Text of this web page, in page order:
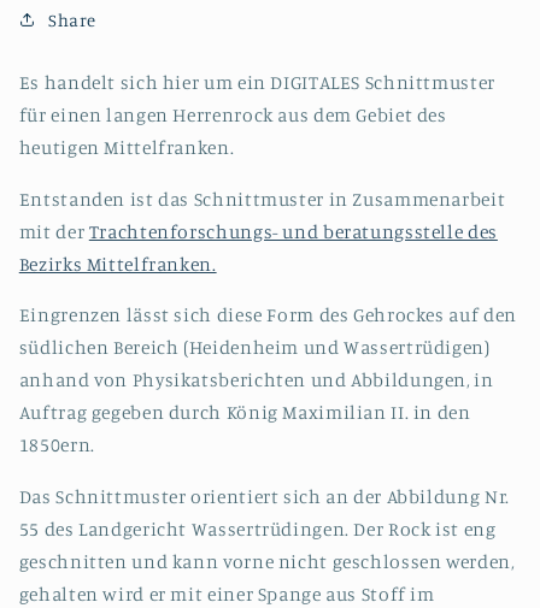
Schnittmuster
44-
66
PDF
44-
66
PDF
Share
Es handelt sich hier um ein DIGITALES Schnittmuster
für einen langen Herrenrock aus dem Gebiet des
heutigen Mittelfranken.
Entstanden ist das Schnittmuster in Zusammenarbeit
mit der Trachtenforschungs- und beratungsstelle des
Bezirks Mittelfranken.
Eingrenzen lässt sich diese Form des Gehrockes auf den
südlichen Bereich (Heidenheim und Wassertrüdigen)
anhand von Physikatsberichten und Abbildungen, in
Auftrag gegeben durch König Maximilian II. in den
1850ern.
Das Schnittmuster orientiert sich an der Abbildung Nr.
55 des Landgericht Wassertrüdingen. Der Rock ist eng
geschnitten und kann vorne nicht geschlossen werden,
gehalten wird er mit einer Spange aus Stoff im